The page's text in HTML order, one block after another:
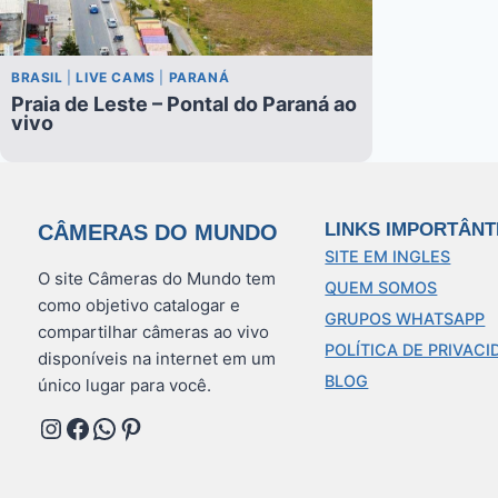
BRASIL |LIVE CAMS PARANÁ
Praia de Leste – Pontal do Paraná ao
vivo
CÂMERAS DO MUNDO
O site Câmeras do Mundo tem
como objetivo catalogar e
compartilhar câmeras ao vivo
disponíveis na internet em um
único lugar para você.
Instagram
Facebook
WhatsApp
Pinterest
LINKS
SITE EM INGLES
QUEM SOMOS
GRUPOS WHATSAPP
POLÍTICA DE
BLOG